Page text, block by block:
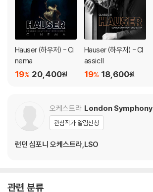
Hauser (하우저) - Ci
nema
20,400원
19%
Hauser (하우저) - Cl
assic II
18,600원
19%
오케스트라 London
관심작가 알림신청
런던 심포니 오케스트라,LSO
관련 분류